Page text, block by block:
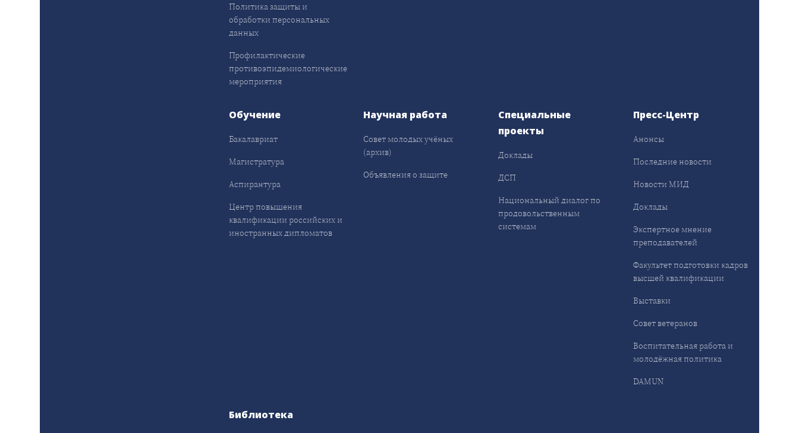
Политика защиты и
обработки персональных
данных
Профилактические
противоэпидемиологические
мероприятия
Обучение
Бакалавриат
Магистратура
Аспирантура
Центр повышения
квалификации российских и
иностранных дипломатов
Научная работа
Совет молодых учёных
(архив)
Объявления о защите
Специальные
проекты
Доклады
ДСП
Национальный диалог по
продовольственным
системам
Пресс-Центр
Анонсы
Последние новости
Новости МИД
Доклады
Экспертное мнение
преподавателей
Факультет подготовки кадров
высшей квалификации
Выставки
Совет ветеранов
Воспитательная работа и
молодёжная политика
DAMUN
Библиотека